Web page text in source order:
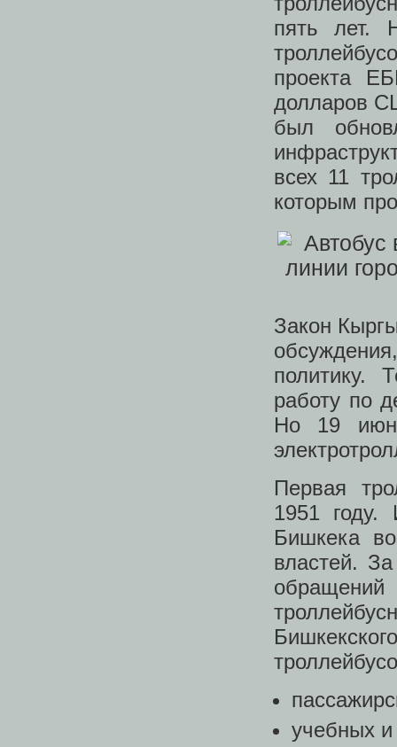
пять лет.
проекта
долларов
был
всех 11
которым
Закон
политику.
работу по
Но 19
Первая
1951
Бишкека
властей.
учебных